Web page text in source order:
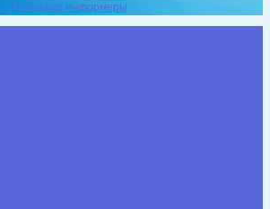
Погодные информеры